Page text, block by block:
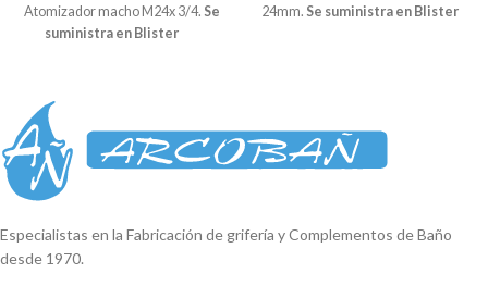
Atomizador macho M24x 3/4. Se
suministra en Blister
24mm. Se suministra en Blister
Especialistas en la Fabricación de grifería y Complementos de Baño
desde 1970.